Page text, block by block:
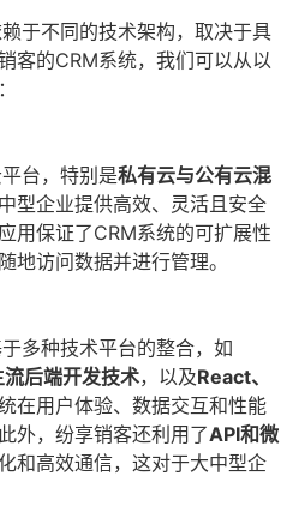
于不同的技术架构，取决于具
客的CRM系统，我们可以从以
台，特别是私有云与公有云混
型企业提供高效、灵活且安全
用保证了CRM系统的可扩展性
地访问数据并进行管理。
多种技术平台的整合，如
后端开发技术，以及React、
在用户体验、数据交互和性能
外，纷享销客还利用了API和微
和高效通信，这对于大中型企